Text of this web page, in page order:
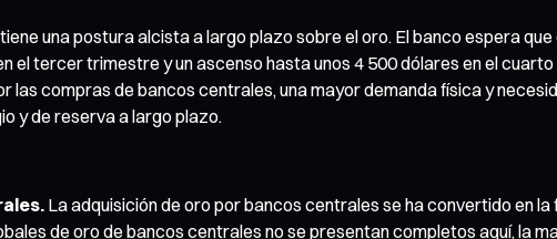
una postura alcista a largo plazo sobre el oro. El banco espera
el tercer trimestre y un ascenso hasta unos 4 500 dólares en el
las compras de bancos centrales, una mayor demanda física y
y de reserva a largo plazo.
La adquisición de oro por bancos centrales se ha convertido en
de oro de bancos centrales no se presentan completos aquí, la